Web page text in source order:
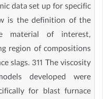
data set up for specific
is the definition of the
material of interest,
region of compositions
slags. 311 The viscosity
developed were
for blast furnace